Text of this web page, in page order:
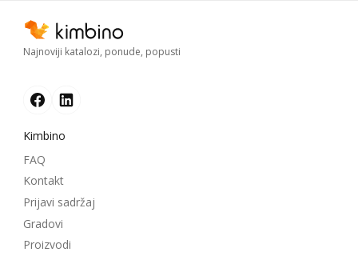
Najnoviji katalozi, ponude, popusti
Kimbino
FAQ
Kontakt
Prijavi sadržaj
Gradovi
Proizvodi